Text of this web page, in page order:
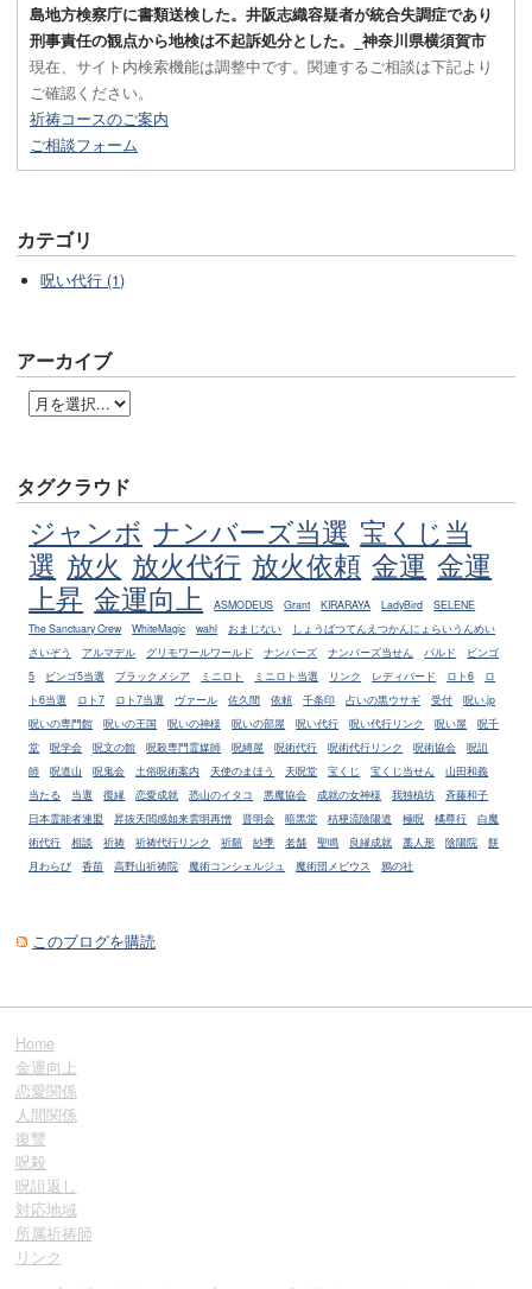
島地方検察庁に書類送検した。井阪志織容疑者が統合失調症であり
刑事責任の観点から地検は不起訴処分とした。_神奈川県横須賀市
現在、サイト内検索機能は調整中です。関連するご相談は下記より
ご確認ください。
祈祷コースのご案内
ご相談フォーム
カテゴリ
呪い代行 (1)
アーカイブ
タグクラウド
ジャンボ ナンバーズ当選 宝くじ当
選 放火 放火代行 放火依頼 金運 金運
上昇 金運向上 ASMODEUS Grant KIRARAYA LadyBird
SELENE
The Sanctuary Crew
WhiteMagic wahl おまじない
しょうばつてんえつかんにょらいうんめい
さいぞう
アルマデル グリモワールワールド ナンバーズ ナンバーズ当せん バルド
ビンゴ
5
ビンゴ5当選 ブラックメシア ミニロト ミニロト当選 リンク レディバード ロト6
ロ
ト6当選
ロト7 ロト7当選 ヴァール 佐久間 依頼 千条印 占いの黒ウサギ 受付
呪い.jp
呪いの専門館
呪いの王国 呪いの神様 呪いの部屋 呪い代行 呪い代行リンク 呪い屋
呪千
堂
呪学会 呪文の館 呪殺専門霊媒師 呪縛屋 呪術代行 呪術代行リンク 呪術協会
呪詛
師
呪道山 呪鬼会 土俗呪術案内 天使のまほう 天呪堂 宝くじ 宝くじ当せん
山田和義
当たる
当選 復縁 恋愛成就 恐山のイタコ 悪魔協会 成就の女神様 我独槙坊
斉藤和子
日本霊能者連盟
昇抜天閲感如来雲明再憎 晋明会 暗黒堂 桔梗流陰陽道 極呪 橘尊行
白魔
術代行
相談 祈祷 祈祷代行リンク 祈願 紗季 老舗 聖鳴 良縁成就 藁人形 陰陽院
餅
月わらび
香苗 高野山祈祷院 魔術コンシェルジュ 魔術団メビウス 鴉の社
このブログを購読
Home
金運向上
恋愛関係
人間関係
復讐
呪殺
呪詛返し
対応地域
所属祈祷師
リンク